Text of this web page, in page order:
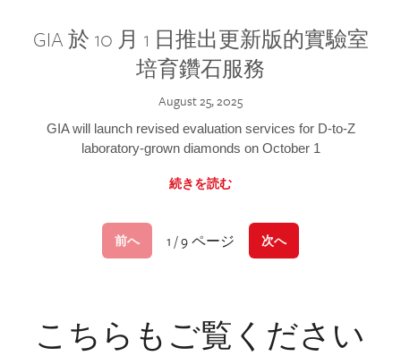
GIA 於 10 月 1 日推出更新版的實驗室
培育鑽石服務
August 25, 2025
GIA will launch revised evaluation services for D-to-Z
laboratory-grown diamonds on October 1
続きを読む
前へ 1 / 9 ページ 次へ
こちらもご覧ください